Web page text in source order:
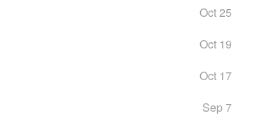
Oct 25
Oct 19
Oct 17
Sep 7